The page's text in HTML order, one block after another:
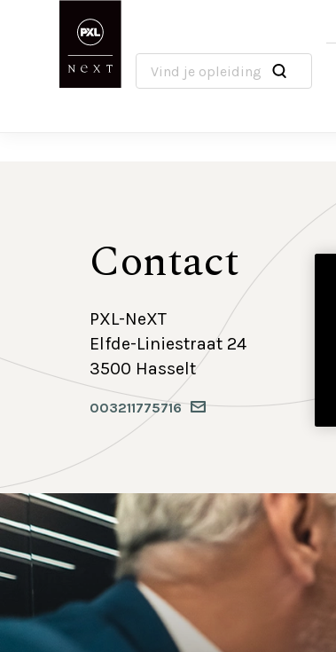
Contact
PXL-NeXT
Elfde-Liniestraat 24
3500 Hasselt
003211775716